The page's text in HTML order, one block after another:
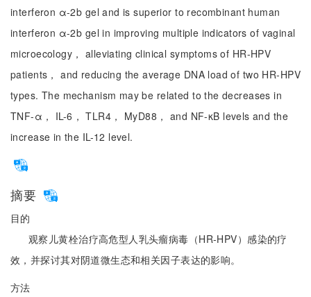
interferon α-2b gel and is superior to recombinant human
interferon α-2b gel in improving multiple indicators of vaginal
microecology， alleviating clinical symptoms of HR-HPV
patients， and reducing the average DNA load of two HR-HPV
types. The mechanism may be related to the decreases in
TNF-α， IL-6， TLR4， MyD88， and NF-κB levels and the
increase in the IL-12 level.
摘要
目的
观察儿黄栓治疗高危型人乳头瘤病毒（HR-HPV）感染的疗
效，并探讨其对阴道微生态和相关因子表达的影响。
方法